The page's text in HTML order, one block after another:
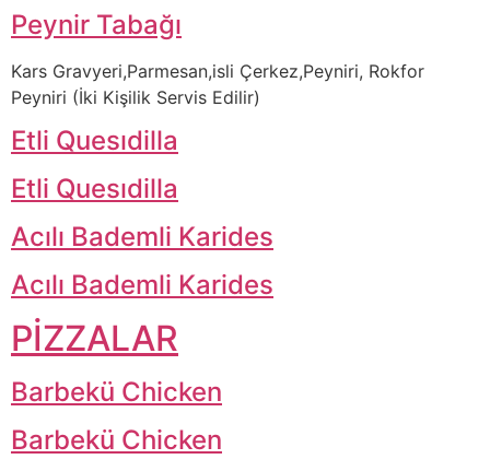
Peynir Tabağı
Kars Gravyeri,Parmesan,isli Çerkez,Peyniri, Rokfor
Peyniri (İki Kişilik Servis Edilir)
Etli Quesıdilla
Etli Quesıdilla
Acılı Bademli Karides
Acılı Bademli Karides
PİZZALAR
Barbekü Chicken
Barbekü Chicken